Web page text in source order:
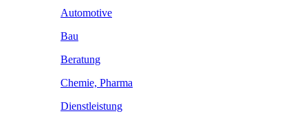
Automotive
Bau
Beratung
Chemie, Pharma
Dienstleistung